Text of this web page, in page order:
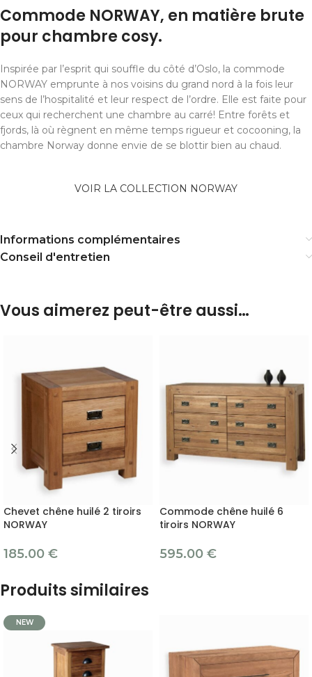
Commode NORWAY, en matière brute
pour chambre cosy.
Inspirée par l’esprit qui souffle du côté d’Oslo, la commode
NORWAY emprunte à nos voisins du grand nord à la fois leur
sens de l’hospitalité et leur respect de l’ordre. Elle est faite pour
ceux qui recherchent une chambre au carré! Entre forêts et
fjords, là où règnent en même temps rigueur et cocooning, la
chambre Norway donne envie de se blottir bien au chaud.
VOIR LA COLLECTION NORWAY
Informations complémentaires
Conseil d'entretien
Vous aimerez peut-être aussi…
Chevet chêne huilé 2 tiroirs
NORWAY
185.00 €
Commode chêne huilé 6
tiroirs NORWAY
595.00 €
Produits similaires
NEW